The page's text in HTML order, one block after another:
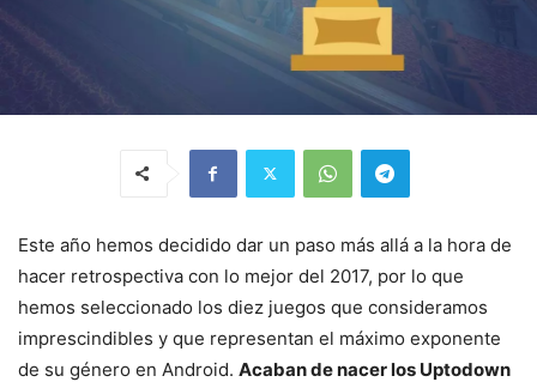
Este año hemos decidido dar un paso más allá a la hora de
hacer retrospectiva con lo mejor del 2017, por lo que
hemos seleccionado los diez juegos que consideramos
imprescindibles y que representan el máximo exponente
de su género en Android. Acaban de nacer los Uptodown